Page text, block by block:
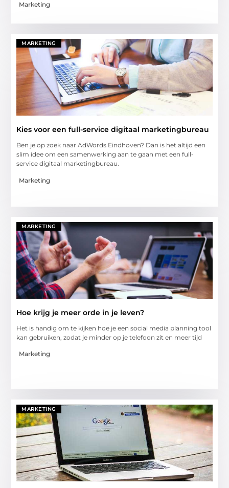
Marketing
MARKETING
Kies voor een full-service digitaal marketingbureau
Ben je op zoek naar AdWords Eindhoven? Dan is het altijd een
slim idee om een samenwerking aan te gaan met een full-
service digitaal marketingbureau.
Marketing
MARKETING
Hoe krijg je meer orde in je leven?
Het is handig om te kijken hoe je een social media planning tool
kan gebruiken, zodat je minder op je telefoon zit en meer tijd
Marketing
MARKETING